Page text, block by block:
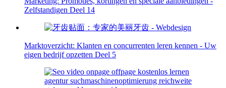
Zelfstandigen Deel 14
Marktoverzicht: Klanten en concurrenten leren kennen - Uw
eigen bedrijf opzetten Deel 5